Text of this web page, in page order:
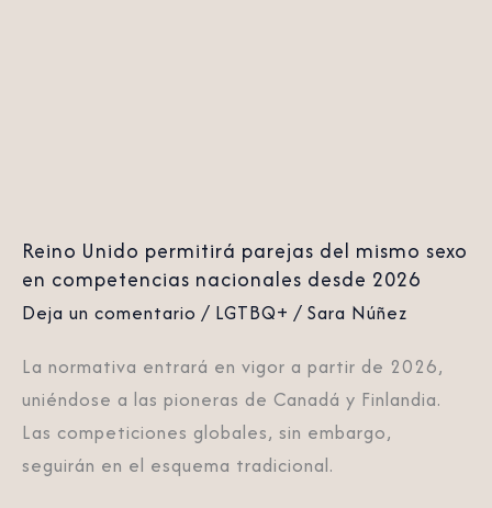
Reino Unido permitirá parejas del mismo sexo
en competencias nacionales desde 2026
Deja un comentario / LGTBQ+ / Sara Núñez
La normativa entrará en vigor a partir de 2026,
uniéndose a las pioneras de Canadá y Finlandia.
Las competiciones globales, sin embargo,
seguirán en el esquema tradicional.
en
competencias
nacionales
2026